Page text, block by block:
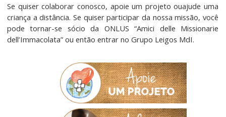
Se quiser colaborar conosco, apoie um projeto ouajude uma
criança a distância. Se quiser participar da nossa missão, você
pode tornar-se sócio da ONLUS “Amici delle Missionarie
dell’Immacolata” ou então entrar no Grupo Leigos MdI.